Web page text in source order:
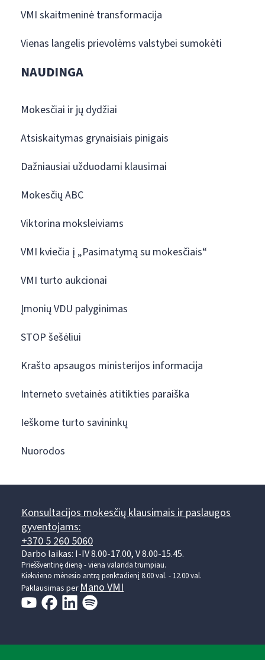
VMI skaitmeninė transformacija
Vienas langelis prievolėms valstybei sumokėti
NAUDINGA
Mokesčiai ir jų dydžiai
Atsiskaitymas grynaisiais pinigais
Dažniausiai užduodami klausimai
Mokesčių ABC
Viktorina moksleiviams
VMI kviečia į „Pasimatymą su mokesčiais“
VMI turto aukcionai
Įmonių VDU palyginimas
STOP šešėliui
Krašto apsaugos ministerijos informacija
Interneto svetainės atitikties paraiška
Ieškome turto savininkų
Nuorodos
Konsultacijos mokesčių klausimais ir paslaugos
gyventojams:
+370 5 260 5060
Darbo laikas: I-IV 8.00-17.00, V 8.00-15.45.
Prieššventinę dieną - viena valanda trumpiau.
Kiekvieno mėnesio antrą penktadienį 8.00 val. - 12.00 val.
Paklausimas perMano VMI